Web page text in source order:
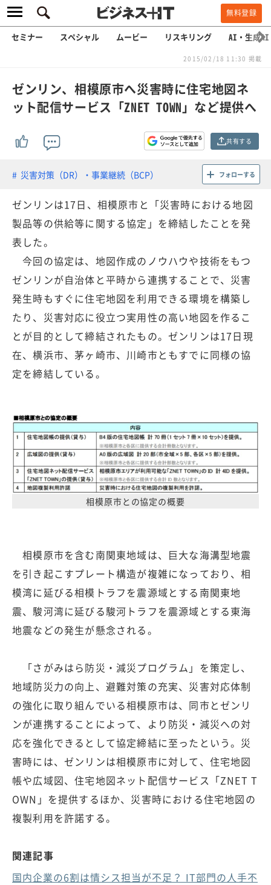
無料登録
セミナー スペシャル ムービー リスキリング AI・生成AI
2015/02/18 11:30 掲載
ゼンリン、相模原市へ災害時に住宅地図ネ
ット配信サービス「ZNET TOWN」など提供へ
共有する
災害対策（DR）・事業継続（BCP） フォローする
ゼンリンは17日、相模原市と「災害時における地図
製品等の供給等に関する協定」を締結したことを発
表した。
今回の協定は、地図作成のノウハウや技術をもつ
ゼンリンが自治体と平時から連携することで、災害
発生時もすぐに住宅地図を利用できる環境を構築し
たり、災害対応に役立つ実用性の高い地図を作るこ
とが目的として締結されたもの。ゼンリンは17日現
在、横浜市、茅ヶ崎市、川崎市ともすでに同様の協
定を締結している。
相模原市との協定の概要
相模原市を含む南関東地域は、巨大な海溝型地震
を引き起こすプレート構造が複雑になっており、相
模湾に延びる相模トラフを震源域とする南関東地
震、駿河湾に延びる駿河トラフを震源域とする東海
地震などの発生が懸念される。
「さがみはら防災・減災プログラム」を策定し、
地域防災力の向上、避難対策の充実、災害対応体制
の強化に取り組んでいる相模原市は、同市とゼンリ
ンが連携することによって、より防災・減災への対
応を強化できるとして協定締結に至ったという。災
害時には、ゼンリンは相模原市に対して、住宅地図
帳や広域図、住宅地図ネット配信サービス「ZNET T
OWN」を提供するほか、災害時における住宅地図の
複製利用を許諾する。
関連記事
国内企業の6割は情シス担当が不足？ IT部門の人手不